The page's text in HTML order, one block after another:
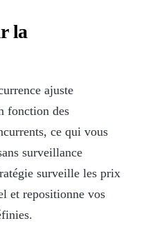
la
ajuste
fonction des
ce qui vous
surveillance
surveille les prix
et repositionne vos